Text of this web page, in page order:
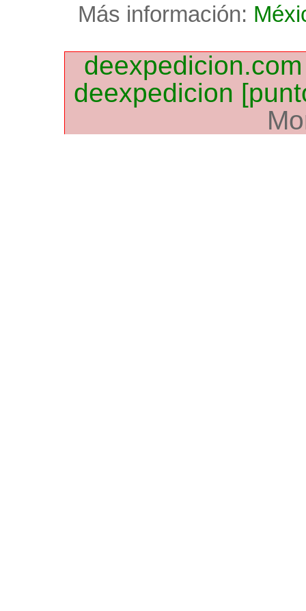
Más información:
deexpedicion.com
deexpedicion